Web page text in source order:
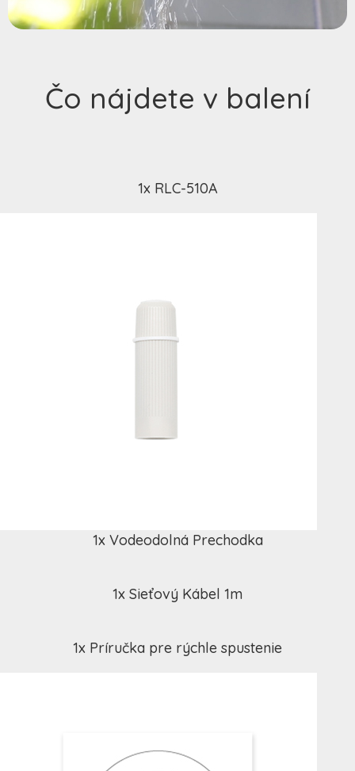
Čo nájdete v balení
1x RLC-510A
1x Vodeodolná Prechodka
1x Sieťový Kábel 1m
1x Príručka pre rýchle spustenie